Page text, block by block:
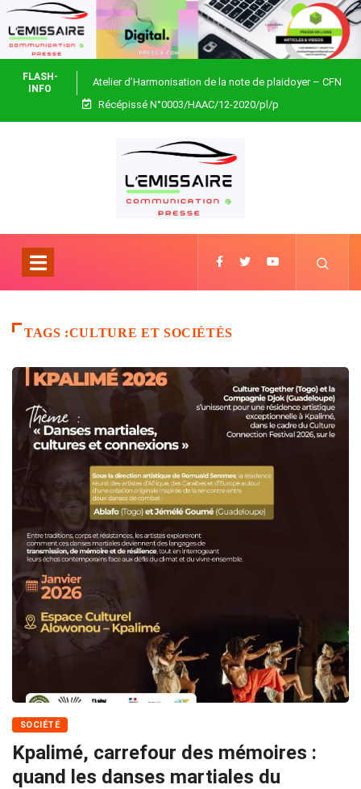
FLASH-
INFO
Atelier d’Harmonisation de la note de plaidoyer – CFN
Togo
Récépissé N°0003/HAAC/12-2020/pl/p
TAGS :CULTURE ET SOCIÉTÉS
SOCIÉTÉ
Kpalimé, carrefour des mémoires :
quand les danses martiales du